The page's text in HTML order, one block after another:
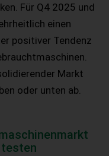
Für Q4 2025 und
einen
positiver Tendenz
Markt
oder unten ab.